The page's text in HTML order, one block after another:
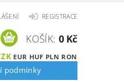
REGISTRACE
EUR HUF PLN RON
KOŠÍK: 0 Kč
podmínky